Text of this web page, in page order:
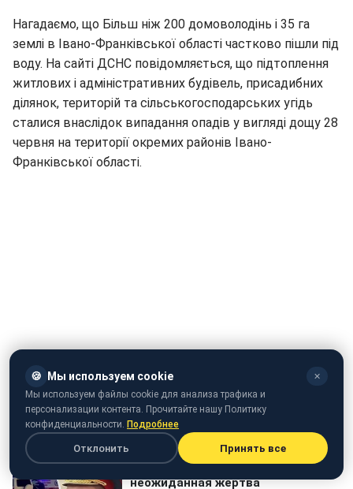
Нагадаємо, що Більш ніж 200 домоволодінь і 35 га
землі в Івано-Франківської області частково пішли під
воду. На сайті ДСНС повідомляється, що підтоплення
житлових і адміністративних будівель, присадибних
ділянок, територій та сільськогосподарських угідь
сталися внаслідок випадання опадів у вигляді дощу 28
червня на території окремих районів Івано-
Франківської області.
Відео: (video.rbc.ua)
🍪 Мы используем cookie ✕
Мы используем файлы cookie для анализа трафика и
персонализации контента. Прочитайте нашу Политику
конфиденциальности. Подробнее
Отклонить Принять все